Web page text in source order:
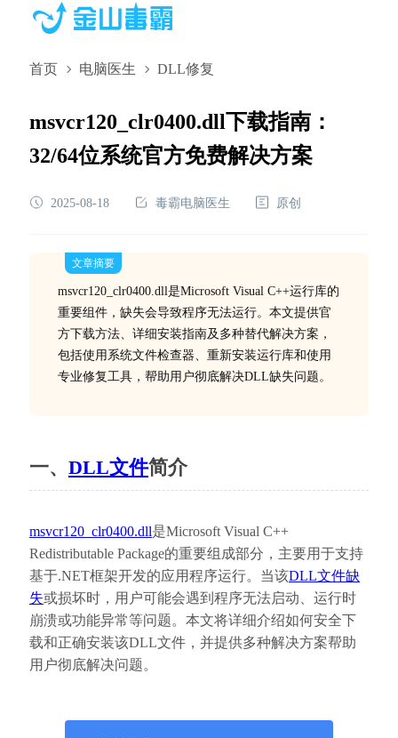
首页 电脑医生 DLL修复
msvcr120_clr0400.dll下载指南：
32/64位系统官方免费解决方案
2025-08-18 毒霸电脑医生 原创
文章摘要
msvcr120_clr0400.dll是Microsoft Visual C++运行库的
重要组件，缺失会导致程序无法运行。本文提供官
方下载方法、详细安装指南及多种替代解决方案，
包括使用系统文件检查器、重新安装运行库和使用
专业修复工具，帮助用户彻底解决DLL缺失问题。
一、 DLL文件简介
msvcr120_clr0400.dll是Microsoft Visual C++
Redistributable Package的重要组成部分，主要用于支持
基于.NET框架开发的应用程序运行。当该DLL文件缺
失或损坏时，用户可能会遇到程序无法启动、运行时
崩溃或功能异常等问题。本文将详细介绍如何安全下
载和正确安装该DLL文件，并提供多种解决方案帮助
用户彻底解决问题。